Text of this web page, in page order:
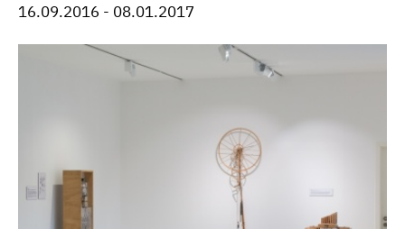
16.09.2016 - 08.01.2017